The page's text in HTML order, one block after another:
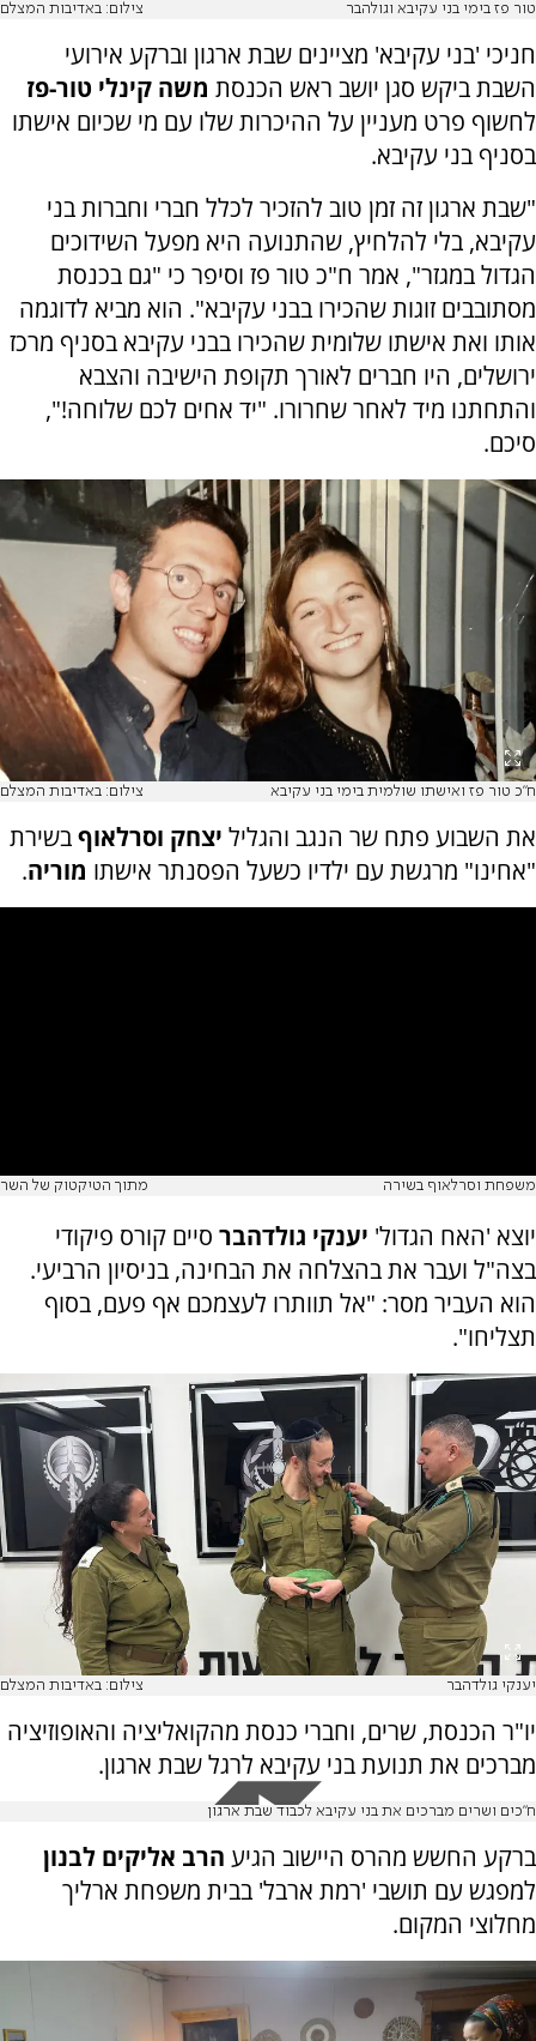
טור פז בימי בני עקיבא וגולהבר צילום: באדיבות המצלם
חניכי 'בני עקיבא' מציינים שבת ארגון וברקע אירועי
השבת ביקש סגן יושב ראש הכנסת משה קינלי טור-פז
לחשוף פרט מעניין על ההיכרות שלו עם מי שכיום אישתו
בסניף בני עקיבא.
"שבת ארגון זה זמן טוב להזכיר לכלל חברי וחברות בני
עקיבא, בלי להלחיץ, שהתנועה היא מפעל השידוכים
הגדול במגזר", אמר ח"כ טור פז וסיפר כי "גם בכנסת
מסתובבים זוגות שהכירו בבני עקיבא". הוא מביא לדוגמה
אותו ואת אישתו שלומית שהכירו בבני עקיבא בסניף מרכז
ירושלים, היו חברים לאורך תקופת הישיבה והצבא
והתחתנו מיד לאחר שחרורו. "יד אחים לכם שלוחה!",
סיכם.
ח"כ טור פז ואישתו שולמית בימי בני עקיבא צילום: באדיבות המצלם
את השבוע פתח שר הנגב והגליל יצחק וסרלאוףבשירת
"אחינו" מרגשת עם ילדיו כשעל הפסנתר אישתו מוריה.
משפחת וסרלאוף בשירה מתוך הטיקטוק של השר
יוצא 'האח הגדול' יענקי גולדהבר סיים קורס פיקודי
בצה"ל ועבר את בהצלחה את הבחינה, בניסיון הרביעי.
הוא העביר מסר: "אל תוותרו לעצמכם אף פעם, בסוף
תצליחו".
יענקי גולדהבר צילום: באדיבות המצלם
יו"ר הכנסת, שרים, וחברי כנסת מהקואליציה והאופוזיציה
מברכים את תנועת בני עקיבא לרגל שבת ארגון.
ח"כים ושרים מברכים את בני עקיבא לכבוד שבת ארגון
ברקע החשש מהרס היישוב הגיע הרב אליקים לבנון
למפגש עם תושבי 'רמת ארבל' בבית משפחת ארליך
מחלוצי המקום.